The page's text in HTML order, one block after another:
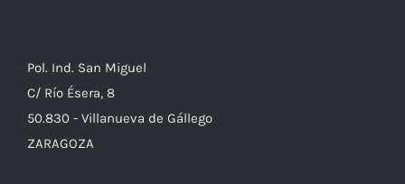
Pol. Ind. San Miguel
C/ Río Ésera, 8
50.830 - Villanueva de Gállego
ZARAGOZA